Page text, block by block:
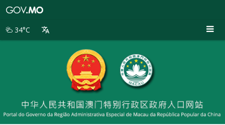
别
34°C